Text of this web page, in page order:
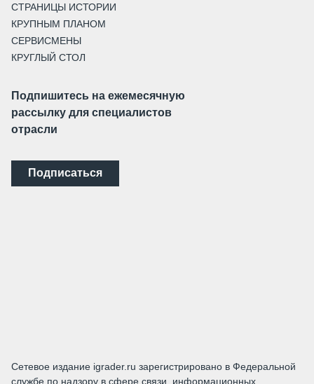
СТРАНИЦЫ ИСТОРИИ
КРУПНЫМ ПЛАНОМ
СЕРВИСМЕНЫ
КРУГЛЫЙ СТОЛ
Подпишитесь на ежемесячную
рассылку для специалистов
отрасли
Подписаться
Сетевое издание igrader.ru зарегистрировано в Федеральной
службе по надзору в сфере связи, информационных